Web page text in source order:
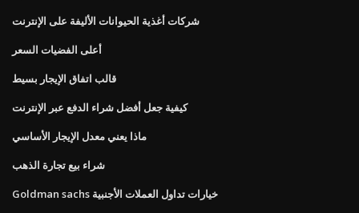
شركات أغذية الحيوانات الأليفة على الإنترنت
أعلى الفضيات السعر
قالب اتفاق الإيجار بسيط
كيفية جعل أفضل شراء الدفع عبر الإنترنت
ماذا يعني معدل الإيجار الأساسي
شراء بيع تجارة الذهب
Goldman sachs خيارات تداول العملات الأجنبية